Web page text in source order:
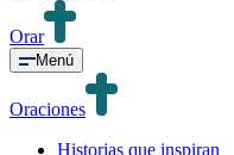
Orar
Menú
Oraciones
Historias que inspiran